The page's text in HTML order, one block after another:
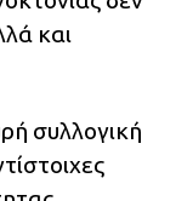
και
συλλογική